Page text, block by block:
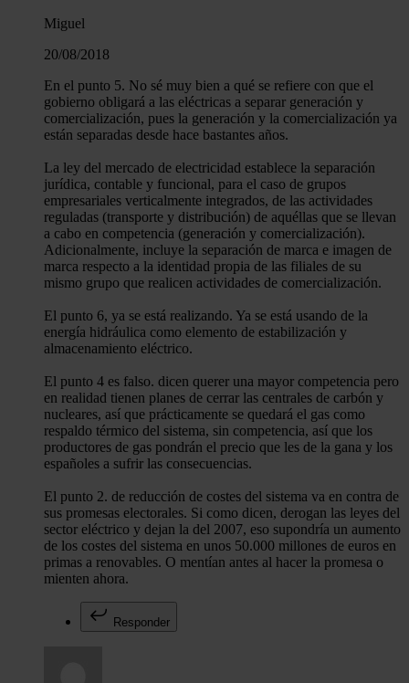
Miguel
20/08/2018
En el punto 5. No sé muy bien a qué se refiere con que el
gobierno obligará a las eléctricas a separar generación y
comercialización, pues la generación y la comercialización ya
están separadas desde hace bastantes años.
La ley del mercado de electricidad establece la separación
jurídica, contable y funcional, para el caso de grupos
empresariales verticalmente integrados, de las actividades
reguladas (transporte y distribución) de aquéllas que se llevan
a cabo en competencia (generación y comercialización).
Adicionalmente, incluye la separación de marca e imagen de
marca respecto a la identidad propia de las filiales de su
mismo grupo que realicen actividades de comercialización.
El punto 6, ya se está realizando. Ya se está usando de la
energía hidráulica como elemento de estabilización y
almacenamiento eléctrico.
El punto 4 es falso. dicen querer una mayor competencia pero
en realidad tienen planes de cerrar las centrales de carbón y
nucleares, así que prácticamente se quedará el gas como
respaldo térmico del sistema, sin competencia, así que los
productores de gas pondrán el precio que les de la gana y los
españoles a sufrir las consecuencias.
El punto 2. de reducción de costes del sistema va en contra de
sus promesas electorales. Si como dicen, derogan las leyes del
sector eléctrico y dejan la del 2007, eso supondría un aumento
de los costes del sistema en unos 50.000 millones de euros en
primas a renovables. O mentían antes al hacer la promesa o
mienten ahora.
Responder